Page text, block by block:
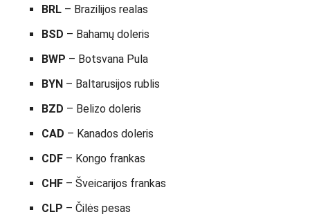
BRL – Brazilijos realas
BSD – Bahamų doleris
BWP – Botsvana Pula
BYN – Baltarusijos rublis
BZD – Belizo doleris
CAD – Kanados doleris
CDF – Kongo frankas
CHF – Šveicarijos frankas
CLP – Čilės pesas